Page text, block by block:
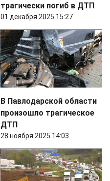
трагически погиб в ДТП
01 декабря 2025 15:27
В Павлодарской области
произошло трагическое
ДТП
28 ноября 2025 14:03